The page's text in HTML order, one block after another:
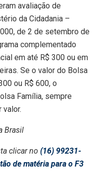
avaliação de
da Cidadania –
de 2 de setembro de
complementado
em até R$ 300 ou em
Se o valor do Bolsa
ou R$ 600, o
Família, sempre
Brasil
clicar no (16) 99231-
de matéria para o F3